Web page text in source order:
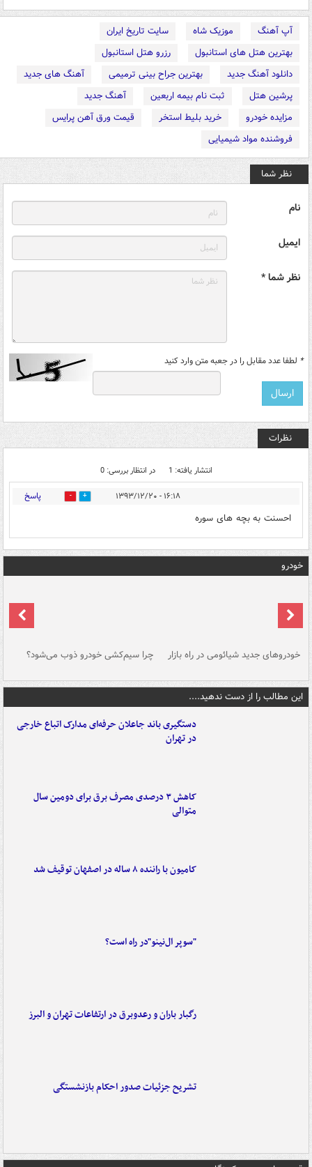
آپ آهنگ موزیک شاه
سایت تاریخ ایران
بهترین هتل های استانبول
رزرو هتل استانبول
دانلود آهنگ جدید
بهترین جراح بینی ترمیمی
آهنگ های جدید
پرشین هتل
ثبت نام بیمه اربعین
آهنگ جدید
مزایده خودرو
خرید بلیط استخر
قیمت ورق آهن پرایس
فروشنده مواد شیمیایی
نظر شما
نام
ایمیل
نظر شما *
* لطفا عدد مقابل را در جعبه متن وارد کنید
نظرات
انتشار یافته: 1 در انتظار بررسی: 0
۱۶:۱۸ - ۱۳۹۳/۱۲/۲۰ 0 پاسخ
احسنت به بچه های سوره
خودرو
خودروهای جدید شیائومی در راه بازار چرا سیم‌کشی خودرو ذوب می‌شود؟
این مطالب را از دست ندهید....
دستگیری باند جاعلان حرفه‌ای مدارک اتباع خارجی
در تهران
کاهش ۳ درصدی مصرف برق برای دومین سال
متوالی
کامیون با راننده ۸ ساله در اصفهان توقیف شد
"سوپر ال‌نینو"در راه است؟
رگبار باران و رعدوبرق در ارتفاعات تهران و البرز
تشریح جزئیات صدور احکام بازنشستگی